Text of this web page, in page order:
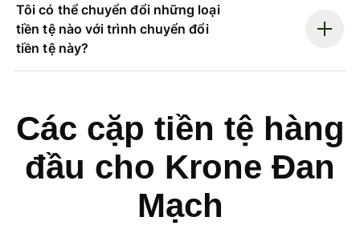
Tôi có thể chuyển đổi những loại
tiền tệ nào với trình chuyển đổi
tiền tệ này?
Các cặp tiền tệ hàng
đầu cho Krone Đan
Mạch